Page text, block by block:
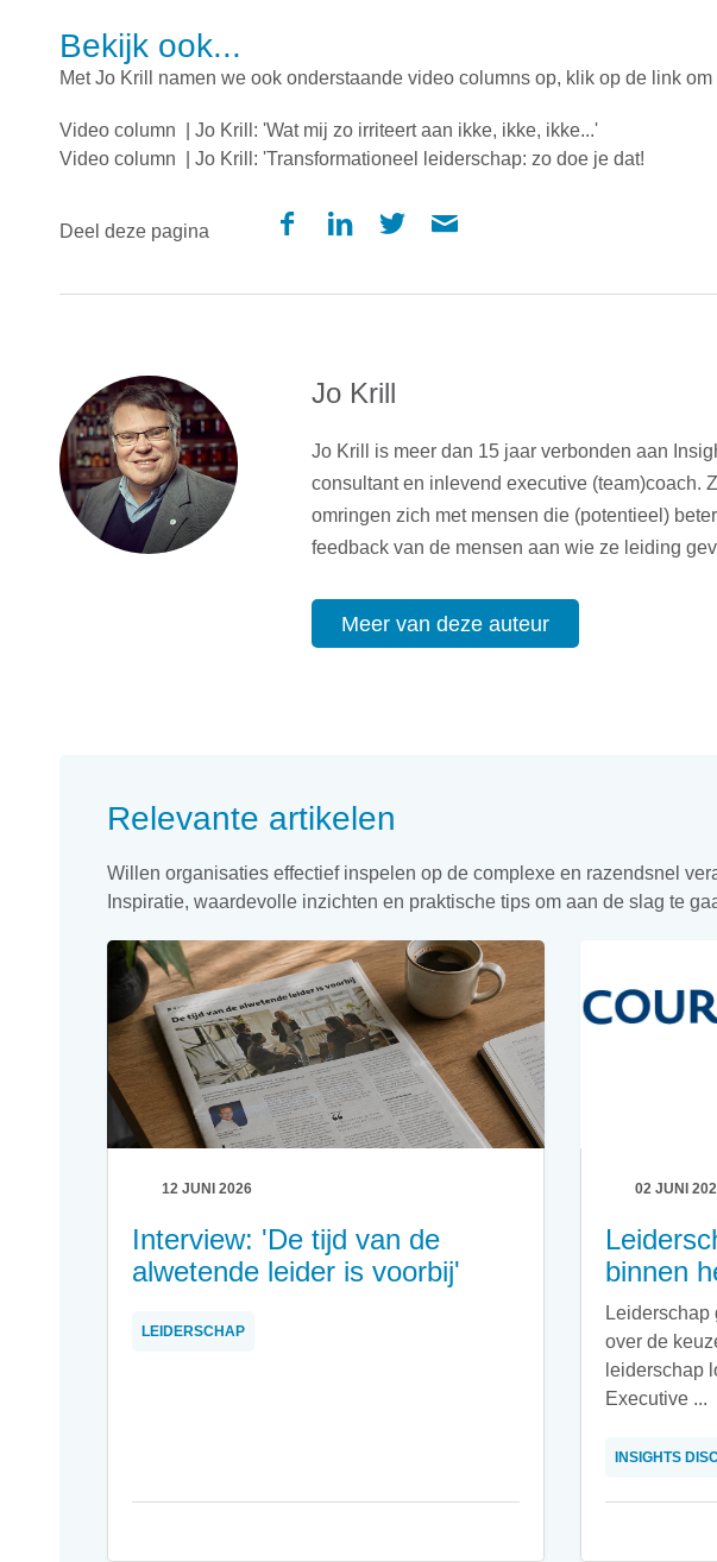
Bekijk ook...
Met Jo Krill namen we ook onderstaande video columns op, klik op de link
Video column | Jo Krill: 'Wat mij zo irriteert aan ikke, ikke, ikke...'
Video column | Jo Krill: 'Transformationeel leiderschap: zo doe je dat!
Deel deze pagina
Jo Krill
Jo Krill is meer dan 15 jaar verbonden aan
consultant en inlevend executive (team)coach.
omringen zich met mensen die (potentieel)
feedback van de mensen aan wie ze leiding
Meer van deze auteur
Relevante artikelen
Willen organisaties effectief inspelen op de complexe en razendsnel
Inspiratie, waardevolle inzichten en praktische tips om aan de slag te
12 JUNI 2026
Interview: 'De tijd van de
alwetende leider is voorbij'
LEIDERSCHAP
02 JUNI
binnen
Leiderschap
over de
leiderschap
Executive ...
INSIGHTS